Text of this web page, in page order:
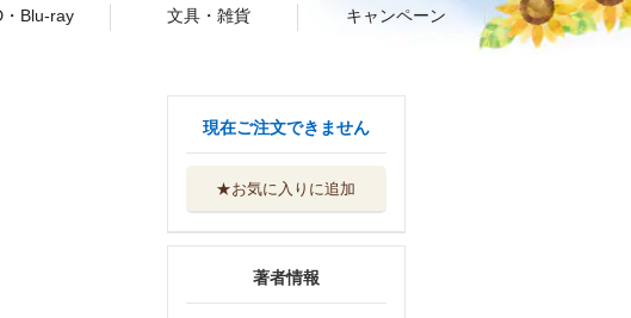
・Blu-ray 文具・雑貨 キャンペーン
現在ご注文できません
★お気に入りに追加
著者情報